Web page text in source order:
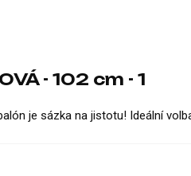
- 102 cm - 1
je sázka na jistotu! Ideální